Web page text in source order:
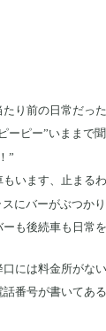
り前の日常だっ
ピー”いままで
”
います、止まる
にバーがぶつかり
も後続車も日
には料金所がな
番号が書いてあ